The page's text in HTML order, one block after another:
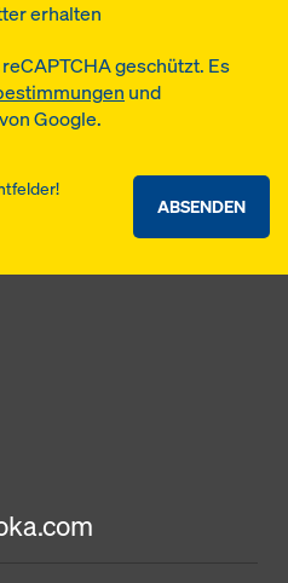
erhalten
geschützt. Es
und
von Google.
ABSENDEN